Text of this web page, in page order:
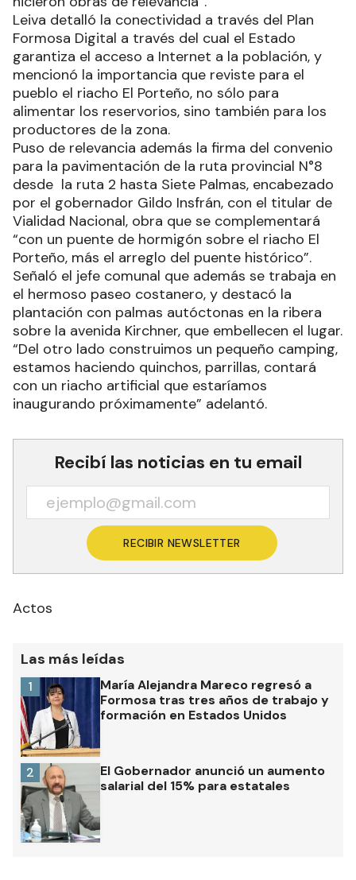
Leiva detalló la conectividad a través del Plan
Formosa Digital a través del cual el Estado
garantiza el acceso a Internet a la población, y
mencionó la importancia que reviste para el
pueblo el riacho El Porteño, no sólo para
alimentar los reservorios, sino también para los
productores de la zona.
Puso de relevancia además la firma del convenio
para la pavimentación de la ruta provincial N°8
desde la ruta 2 hasta Siete Palmas, encabezado
por el gobernador Gildo Insfrán, con el titular de
Vialidad Nacional, obra que se complementará
“con un puente de hormigón sobre el riacho El
Porteño, más el arreglo del puente histórico”.
Señaló el jefe comunal que además se trabaja en
el hermoso paseo costanero, y destacó la
plantación con palmas autóctonas en la ribera
sobre la avenida Kirchner, que embellecen el lugar.
“Del otro lado construimos un pequeño camping,
estamos haciendo quinchos, parrillas, contará
con un riacho artificial que estaríamos
inaugurando próximamente” adelantó.
Recibí las noticias en tu email
RECIBIR NEWSLETTER
Actos
Las más leídas
María Alejandra Mareco regresó a
Formosa tras tres años de trabajo y
formación en Estados Unidos
1
El Gobernador anunció un aumento
salarial del 15% para estatales
2